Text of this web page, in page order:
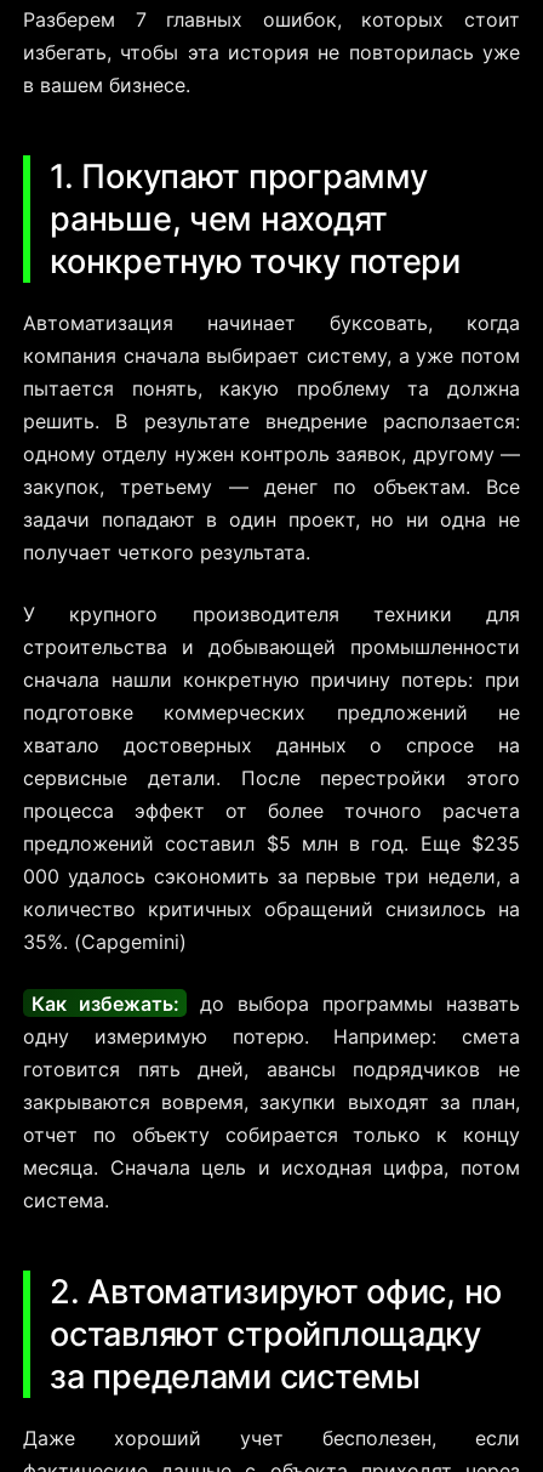
Разберем 7 главных ошибок, которых стоит
избегать, чтобы эта история не повторилась уже
в вашем бизнесе.
1. Покупают программу
раньше, чем находят
конкретную точку потери
Автоматизация начинает буксовать, когда
компания сначала выбирает систему, а уже потом
пытается понять, какую проблему та должна
решить. В результате внедрение расползается:
одному отделу нужен контроль заявок, другому —
закупок, третьему — денег по объектам. Все
задачи попадают в один проект, но ни одна не
получает четкого результата.
У крупного производителя техники для
строительства и добывающей промышленности
сначала нашли конкретную причину потерь: при
подготовке коммерческих предложений не
хватало достоверных данных о спросе на
сервисные детали. После перестройки этого
процесса эффект от более точного расчета
предложений составил $5 млн в год. Еще $235
000 удалось сэкономить за первые три недели, а
количество критичных обращений снизилось на
35%. (Capgemini)
Как избежать:
до выбора программы назвать
одну измеримую потерю. Например: смета
готовится пять дней, авансы подрядчиков не
закрываются вовремя, закупки выходят за план,
отчет по объекту собирается только к концу
месяца. Сначала цель и исходная цифра, потом
система.
2. Автоматизируют офис, но
оставляют стройплощадку
за пределами системы
Даже хороший учет бесполезен, если